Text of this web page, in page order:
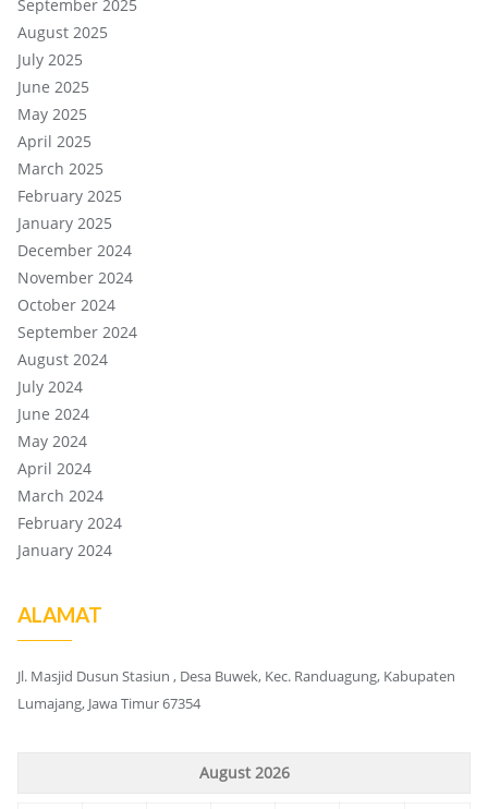
September 2025
August 2025
July 2025
June 2025
May 2025
April 2025
March 2025
February 2025
January 2025
December 2024
November 2024
October 2024
September 2024
August 2024
July 2024
June 2024
May 2024
April 2024
March 2024
February 2024
January 2024
ALAMAT
Jl. Masjid Dusun Stasiun , Desa Buwek, Kec. Randuagung, Kabupaten
Lumajang, Jawa Timur 67354
August 2026